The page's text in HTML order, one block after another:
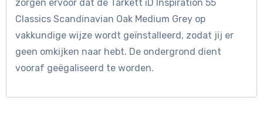
zorgen ervoor dat de Tarkett iD Inspiration 55
Classics Scandinavian Oak Medium Grey op
vakkundige wijze wordt geïnstalleerd, zodat jij er
geen omkijken naar hebt. De ondergrond dient
vooraf geëgaliseerd te worden.